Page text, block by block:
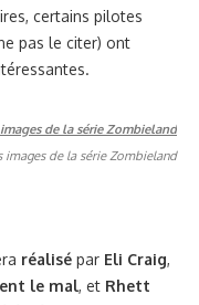
certains pilotes
pas le citer) ont
images de la série Zombieland
réalisé par Eli Craig,
le mal, et Rhett